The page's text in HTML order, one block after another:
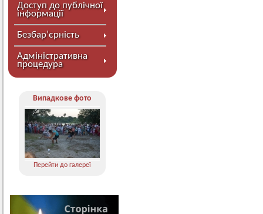
Доступ до публічної
інформації
Безбар’єрність
Адміністративна
процедура
Випадкове фото
Перейти до галереї